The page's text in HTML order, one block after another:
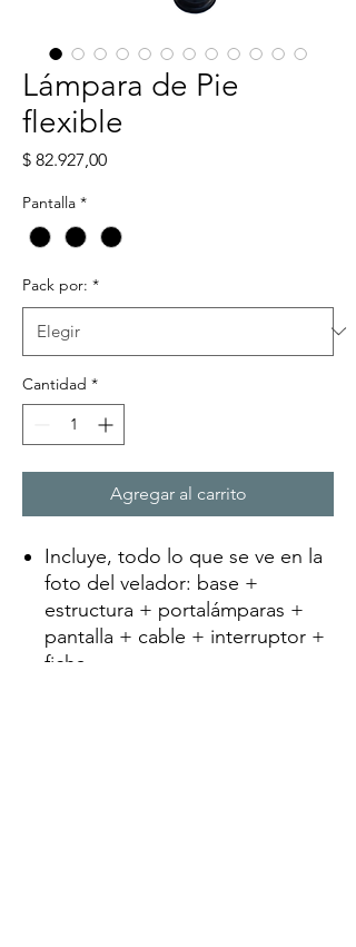
Lámpara de Pie
flexible
$ 82.927,00Precio
Pantalla *
Pack por: *
Cantidad *
Agregar al carrito
Incluye, todo lo que se ve en la
foto del velador: base +
estructura + portalámparas +
pantalla + cable + interruptor +
ficha.